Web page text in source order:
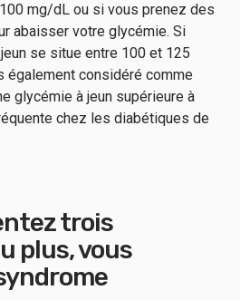
mg/dL ou si vous prenez des
abaisser votre glycémie. Si
se situe entre 100 et 125
également considéré comme
glycémie à jeun supérieure à
chez les diabétiques de
trois
plus, vous